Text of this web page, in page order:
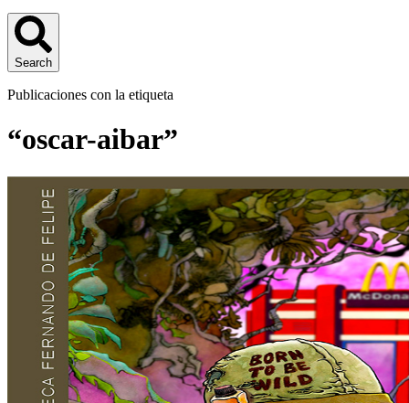
Search
Publicaciones con la etiqueta
“oscar-aibar”